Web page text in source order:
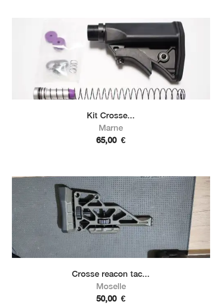
Kit Crosse...
Marne
65,00 €
Crosse reacon tac...
Moselle
50,00 €